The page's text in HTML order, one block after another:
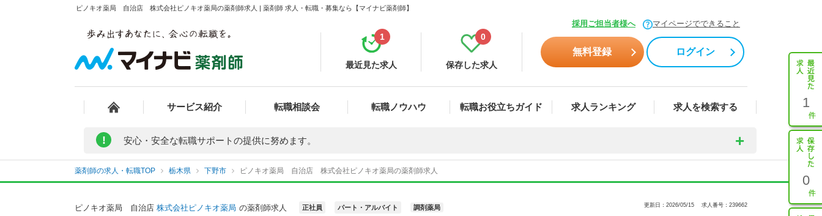
ピノキオ薬局 自治店 株式会社ピノキオ薬局の薬剤師求人 | 薬剤師 求人・転職・募集なら【マイナビ薬剤師】
採用ご担当者様へ マイページでできること
最近見た求人
1
保存した求人
0
無料登録 ログイン
サービス紹介 転職相談会 転職ノウハウ 転職お役立ちガイド 求人ランキング 求人を検索する 1
0
! 安心・安全な転職サポートの提供に努めます。
薬剤師の求人・転職TOP 栃木県 下野市 ピノキオ薬局 自治店 株式会社ピノキオ薬局の薬剤師求人
ピノキオ薬局 自治店 株式会社ピノキオ薬局 の薬剤師求人 正社員 パート・アルバイト 調剤薬局 更新日：2026/05/15 求人番号：239662